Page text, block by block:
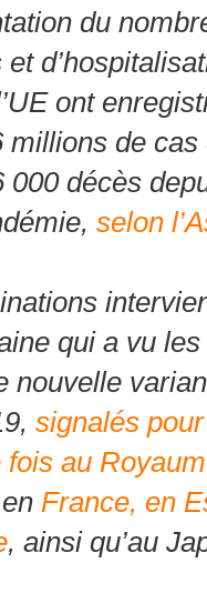
du
et
ont
millions de cas
000 décès
selon
qui a vu
nouvelle
signalés
au
France, en
, ainsi qu’au